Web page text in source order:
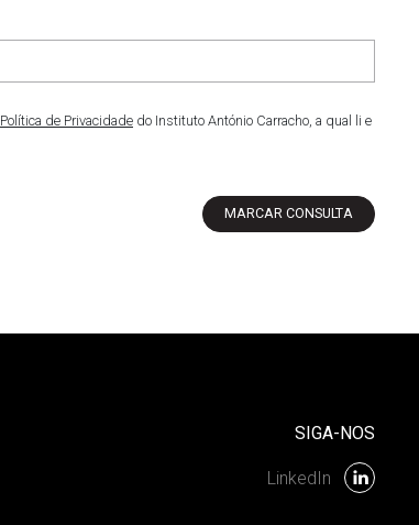
Política de Privacidade do Instituto António Carracho, a qual li e
MARCAR CONSULTA
SIGA-NOS
LinkedIn